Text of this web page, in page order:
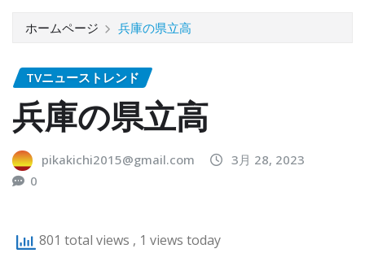
ホームページ 兵庫の県立高
TVニューストレンド
兵庫の県立高
pikakichi2015@gmail.com
3月 28, 2023
0
801 total views , 1 views today